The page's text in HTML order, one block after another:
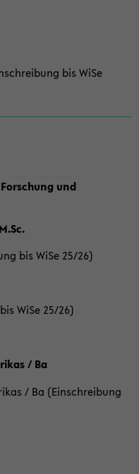
bis WiSe
und
bis WiSe 25/26)
WiSe 25/26)
/ Ba
/ Ba (Einschreibung